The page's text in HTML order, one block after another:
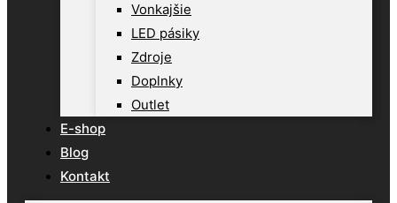
Vonkajšie
LED pásiky
Zdroje
Doplnky
Outlet
E-shop
Blog
Kontakt